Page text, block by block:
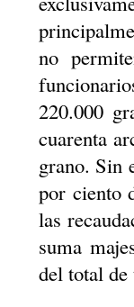
no
220.000
cuarenta
grano. Sin
por ciento
las
suma
del total